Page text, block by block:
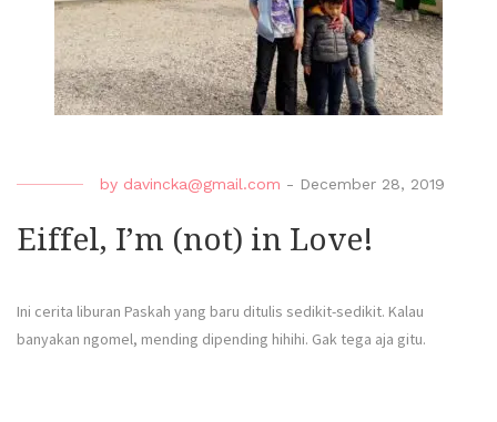
by davincka@gmail.com - December 28, 2019
Eiffel, I’m (not) in Love!
Ini cerita liburan Paskah yang baru ditulis sedikit-sedikit. Kalau
banyakan ngomel, mending dipending hihihi. Gak tega aja gitu.